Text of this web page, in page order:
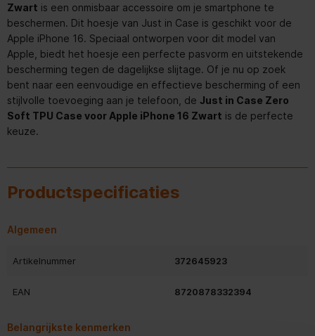
Zwart is een onmisbaar accessoire om je smartphone te
beschermen. Dit hoesje van Just in Case is geschikt voor de
Apple iPhone 16. Speciaal ontworpen voor dit model van
Apple, biedt het hoesje een perfecte pasvorm en uitstekende
bescherming tegen de dagelijkse slijtage. Of je nu op zoek
bent naar een eenvoudige en effectieve bescherming of een
stijlvolle toevoeging aan je telefoon, de Just in Case Zero
Soft TPU Case voor Apple iPhone 16 Zwart is de perfecte
keuze.
Productspecificaties
Algemeen
Artikelnummer 372645923
EAN 8720878332394
Belangrijkste kenmerken